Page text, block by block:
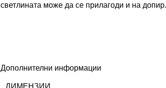
светлината може да се прилагоди и на
Дополнителни информации
ДИМЕНЗИИ